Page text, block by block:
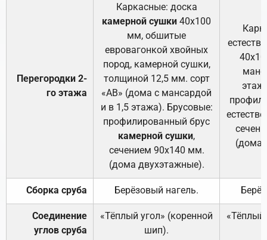
Перегородки 2-
го этажа
Каркасные: доска
камерной сушки 40х100
мм, обшитые
евровагонкой хвойных
пород, камерной сушки,
толщиной 12,5 мм. сорт
«АВ» (дома с мансардой
и в 1,5 этажа). Брусовые:
профилированный брус
камерной сушки,
сечением 90х140 мм.
(дома двухэтажные).
(дома
Сборка сруба Берёзовый нагель.
Соединение
углов сруба
«Тёплый угол» (коренной
шип).
«Тёплый